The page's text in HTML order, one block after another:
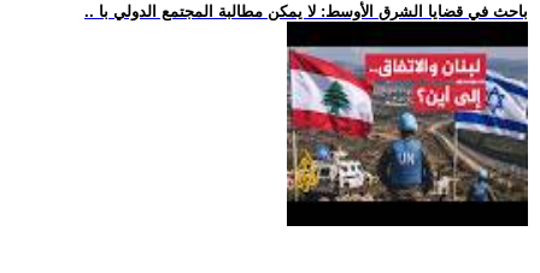
.. باحث في قضايا الشرق الأوسط: لا يمكن مطالبة المجتمع الدولي با